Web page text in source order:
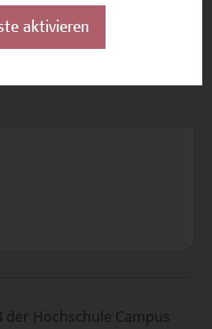
der Hochschule Campus
aktivieren